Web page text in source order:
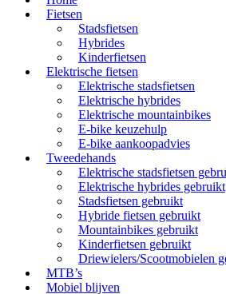
Fietsen
Stadsfietsen
Hybrides
Kinderfietsen
Elektrische fietsen
Elektrische stadsfietsen
Elektrische hybrides
Elektrische mountainbikes
E-bike keuzehulp
E-bike aankoopadvies
Tweedehands
Elektrische stadsfietsen
Elektrische hybrides gebruikt
Stadsfietsen gebruikt
Hybride fietsen gebruikt
Mountainbikes gebruikt
Kinderfietsen gebruikt
Driewielers/Scootmobielen
MTB’s
Mobiel blijven